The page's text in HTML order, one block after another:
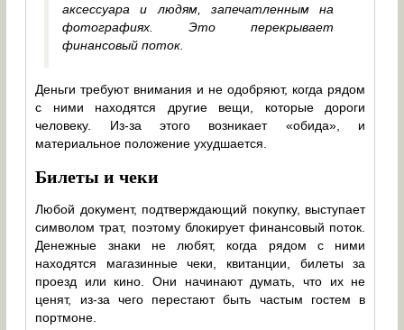
аксессуара и людям, запечатленным на
фотографиях. Это перекрывает
финансовый поток.
Деньги требуют внимания и не одобряют, когда рядом
с ними находятся другие вещи, которые дороги
человеку. Из-за этого возникает «обида», и
материальное положение ухудшается.
Билеты и чеки
Любой документ, подтверждающий покупку, выступает
символом трат, поэтому блокирует финансовый поток.
Денежные знаки не любят, когда рядом с ними
находятся магазинные чеки, квитанции, билеты за
проезд или кино. Они начинают думать, что их не
ценят, из-за чего перестают быть частым гостем в
портмоне.